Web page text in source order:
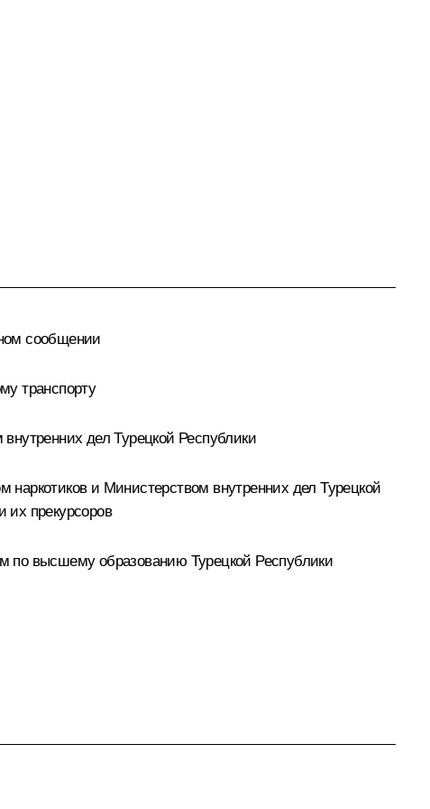
сообщении
транспорту
дел Турецкой Республики
и Министерством внутренних дел Турецкой
их прекурсоров
по высшему образованию Турецкой Республики